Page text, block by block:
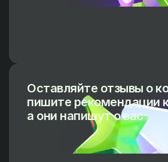
Оставляйте отзывы о
пишите рекомендации
а они напишут о вас